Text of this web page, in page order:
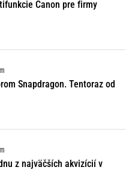
Canon pre firmy
Snapdragon. Tentoraz od
z najväčších akvizícií v